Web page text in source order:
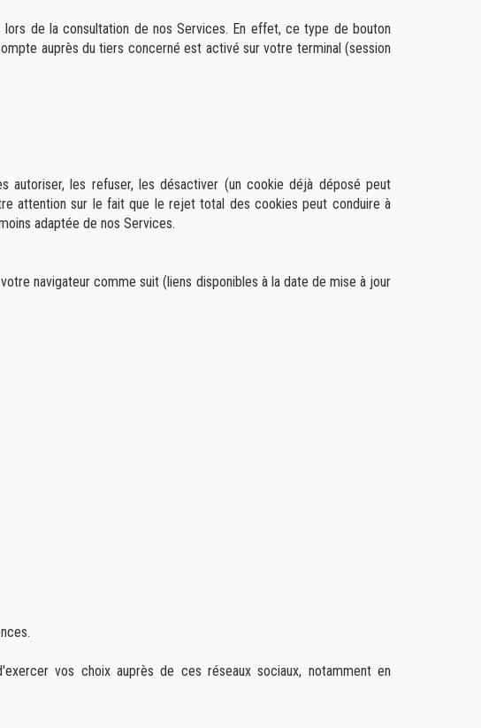
de la consultation de nos Services. En effet, ce type de bouton
auprès du tiers concerné est activé sur votre terminal (session
les refuser, les désactiver (un cookie déjà déposé peut
attention sur le fait que le rejet total des cookies peut conduire à
adaptée de nos Services.
navigateur comme suit (liens disponibles à la date de mise à jour
vos choix auprès de ces réseaux sociaux, notamment en